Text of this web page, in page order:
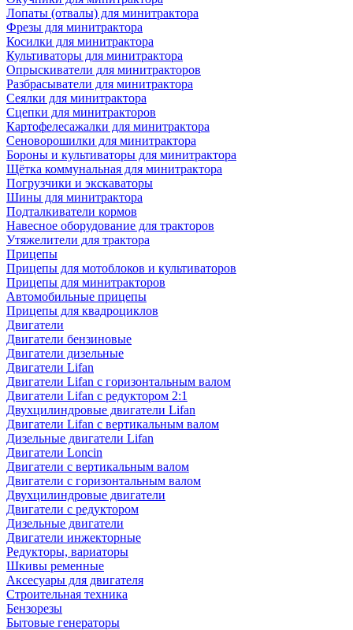
Лопаты (отвалы) для минитрактора
Фрезы для минитрактора
Косилки для минитрактора
Культиваторы для минитрактора
Опрыскиватели для минитракторов
Разбрасыватели для минитрактора
Сеялки для минитрактора
Сцепки для минитракторов
Картофелесажалки для минитрактора
Сеноворошилки для минитрактора
Бороны и культиваторы для минитрактора
Щётка коммунальная для минитрактора
Погрузчики и экскаваторы
Шины для минитрактора
Подталкиватели кормов
Навесное оборудование для тракторов
Утяжелители для трактора
Прицепы
Прицепы для мотоблоков и культиваторов
Прицепы для минитракторов
Автомобильные прицепы
Прицепы для квадроциклов
Двигатели
Двигатели бензиновые
Двигатели дизельные
Двигатели Lifan
Двигатели Lifan с горизонтальным валом
Двигатели Lifan с редуктором 2:1
Двухцилиндровые двигатели Lifan
Двигатели Lifan с вертикальным валом
Дизельные двигатели Lifan
Двигатели Loncin
Двигатели с вертикальным валом
Двигатели с горизонтальным валом
Двухцилиндровые двигатели
Двигатели с редуктором
Дизельные двигатели
Двигатели инжекторные
Редукторы, вариаторы
Шкивы ременные
Аксесуары для двигателя
Строительная техника
Бензорезы
Бытовые генераторы